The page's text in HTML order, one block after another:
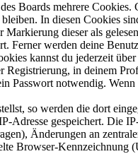
Boards mehrere
In diesen Cookies
dieser als
Ferner werden deine
kannst du jederzeit
in deinem
Passwort notwendig.
so werden die dort
Adresse gespeichert. Die
Änderungen an
Browser-